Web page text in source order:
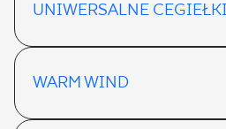
UNIWERSALNE CEGIEŁKI
WARM WIND